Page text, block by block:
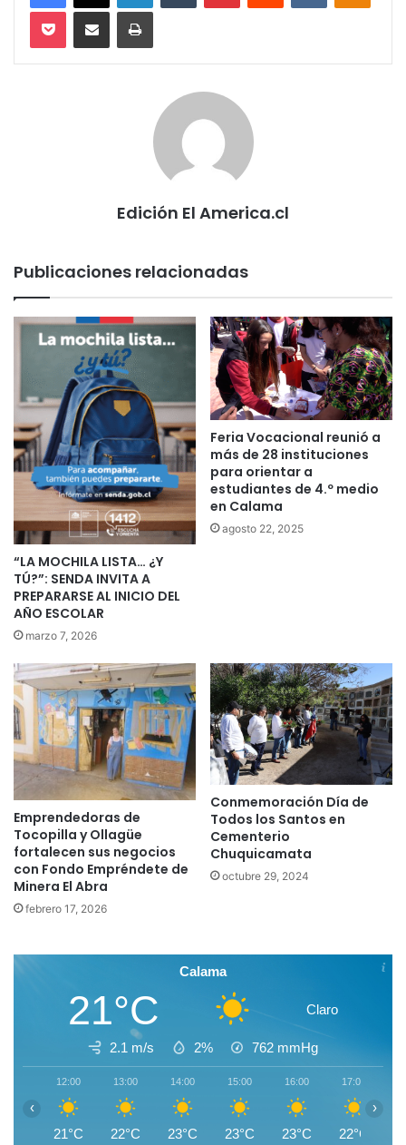
Pocket Compartir via email Imprimir
Edición El America.cl
Publicaciones relacionadas
“LA MOCHILA LISTA… ¿Y
TÚ?”: SENDA INVITA A
PREPARARSE AL INICIO DEL
AÑO ESCOLAR
marzo 7, 2026
Feria Vocacional reunió a
más de 28 instituciones
para orientar a
estudiantes de 4.º medio
en Calama
agosto 22, 2025
Emprendedoras de
Tocopilla y Ollagüe
fortalecen sus negocios
con Fondo Empréndete de
Minera El Abra
febrero 17, 2026
Conmemoración Día de
Todos los Santos en
Cementerio
Chuquicamata
octubre 29, 2024
Calama
21°C Claro
2.1 m/s 2% 762 mmHg
12:00
21°C
13:00
22°C
14:00
23°C
15:00
23°C
16:00
23°C
17:00
22°C
‹ ›